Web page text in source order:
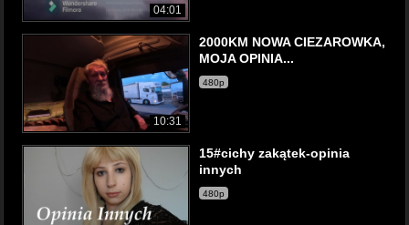
04:01
10:31
2000KM NOWA CIEZAROWKA,
MOJA OPINIA...
480p
15#cichy zakątek-opinia
innych
480p